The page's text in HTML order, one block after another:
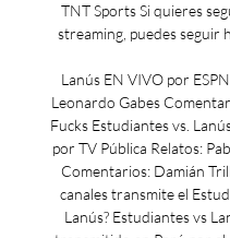
TNT Sports Si quieres
streaming, puedes seguir
Lanús EN VIVO por
Leonardo Gabes
Fucks Estudiantes vs.
por TV Pública Relatos:
Comentarios: Damián
canales transmite el
Lanús? Estudiantes vs